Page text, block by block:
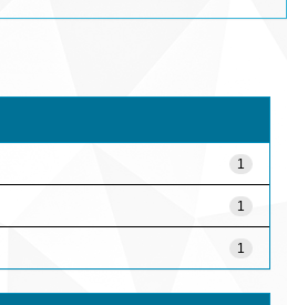
1
1
1